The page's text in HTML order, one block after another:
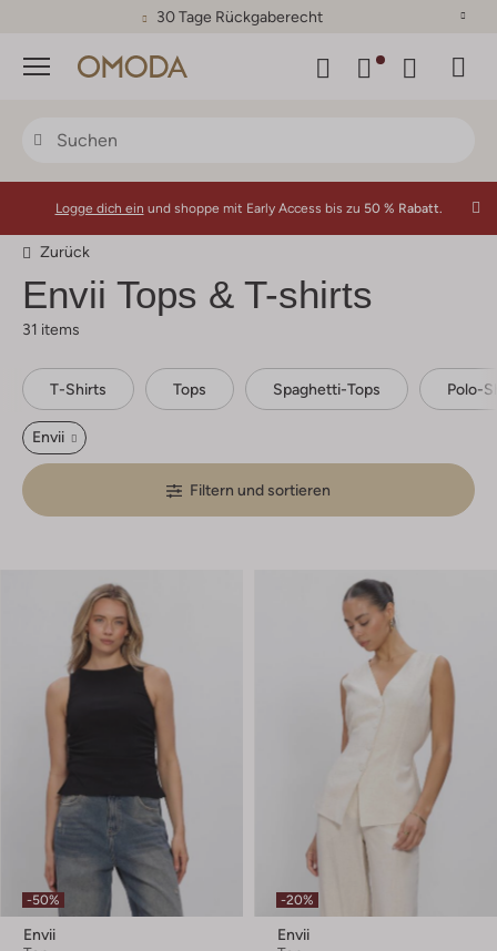
30 Tage Rückgaberecht
Menü
Logge dich ein und shoppe mit Early Access bis zu 50 % Rabatt.
Zurück
Envii Tops & T-shirts
31 items
T-Shirts Tops Spaghetti-Tops Polo-
Envii
Filtern und sortieren
-50%
Envii
-20%
Envii